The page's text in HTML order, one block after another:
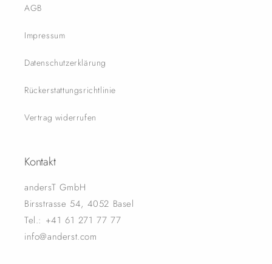
AGB
Impressum
Datenschutzerklärung
Rückerstattungsrichtlinie
Vertrag widerrufen
Kontakt
andersT GmbH
Birsstrasse 54, 4052 Basel
Tel.: +41 61 271 77 77
info@anderst.com